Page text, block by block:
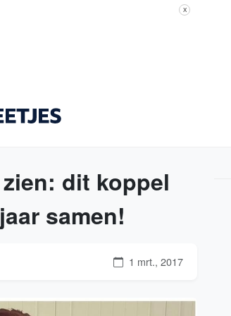
X
dit koppel
samen!
1 mrt., 2017